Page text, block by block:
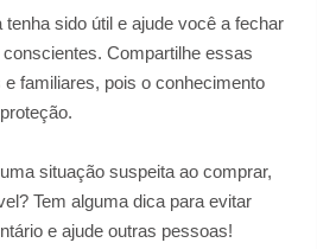
sido útil e ajude você a fechar
Compartilhe essas
familiares, pois o conhecimento
situação suspeita ao comprar,
Tem alguma dica para evitar
e ajude outras pessoas!